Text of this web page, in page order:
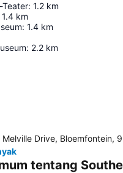
Teater: 1.2 km
1.4 km
: 1.4 km
: 2.2 km
Drive, Bloemfontein,
tentang